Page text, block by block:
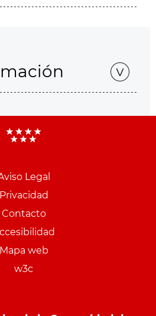
Legal
Privacidad
Contacto
Mapa web
w3c